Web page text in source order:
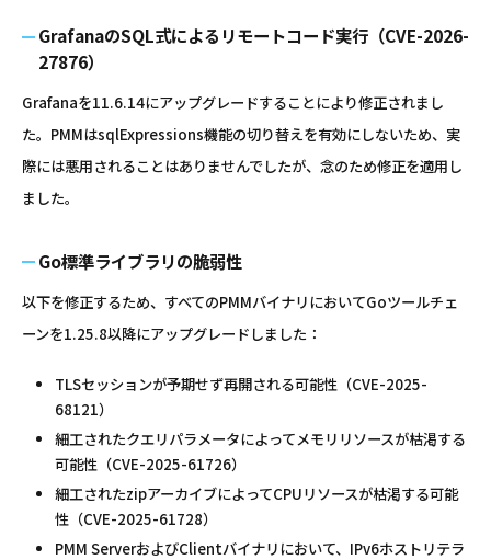
GrafanaのSQL式によるリモートコード実行（CVE-2026-
27876）
Grafanaを11.6.14にアップグレードすることにより修正されまし
た。PMMはsqlExpressions機能の切り替えを有効にしないため、実
際には悪用されることはありませんでしたが、念のため修正を適用し
ました。
Go標準ライブラリの脆弱性
以下を修正するため、すべてのPMMバイナリにおいてGoツールチェ
ーンを1.25.8以降にアップグレードしました：
TLSセッションが予期せず再開される可能性（CVE-2025-
68121）
細工されたクエリパラメータによってメモリリソースが枯渇する
可能性（CVE-2025-61726）
細工されたzipアーカイブによってCPUリソースが枯渇する可能
性（CVE-2025-61728）
PMM ServerおよびClientバイナリにおいて、IPv6ホストリテラ